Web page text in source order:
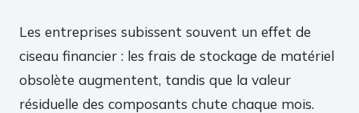
Les entreprises subissent souvent un effet de
ciseau financier : les frais de stockage de matériel
obsolète augmentent, tandis que la valeur
résiduelle des composants chute chaque mois.